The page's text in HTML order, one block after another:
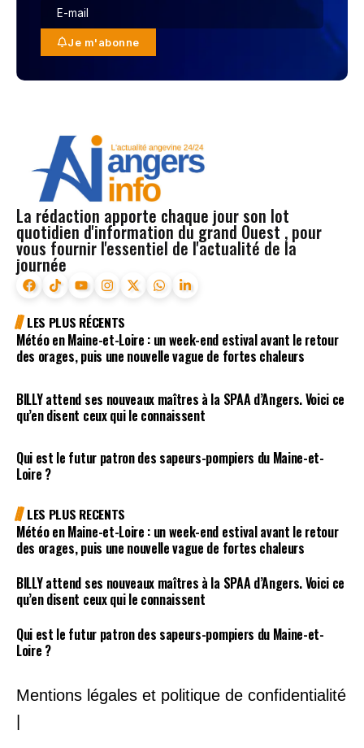
Je m'abonne
La rédaction apporte chaque jour son lot
quotidien d'information du grand Ouest , pour
vous fournir l'essentiel de l'actualité de la
journée
LES PLUS RÉCENTS
Météo en Maine-et-Loire : un week-end estival avant le retour
des orages, puis une nouvelle vague de fortes chaleurs
BILLY attend ses nouveaux maîtres à la SPAA d’Angers. Voici ce
qu’en disent ceux qui le connaissent
Qui est le futur patron des sapeurs-pompiers du Maine-et-
Loire ?
LES PLUS RECENTS
Météo en Maine-et-Loire : un week-end estival avant le retour
des orages, puis une nouvelle vague de fortes chaleurs
BILLY attend ses nouveaux maîtres à la SPAA d’Angers. Voici ce
qu’en disent ceux qui le connaissent
Qui est le futur patron des sapeurs-pompiers du Maine-et-
Loire ?
Mentions légales et politique de confidentialité